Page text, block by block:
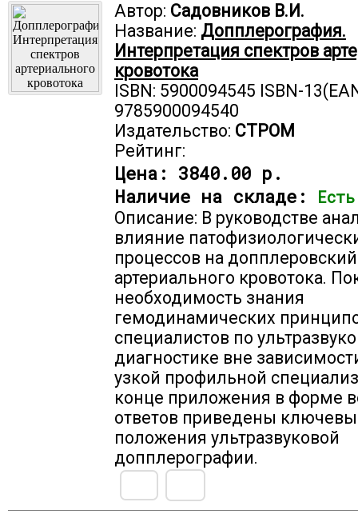
Автор: Садовников В.И.
Название: Допплерография.
Интерпретация спектров
кровотока
ISBN: 5900094545 ISBN-
9785900094540
Издательство: СТРОМ
Рейтинг:
Цена: 3840.00 р.
Наличие на складе:
Описание: В руководстве
влияние
процессов на
артериального кровотока.
необходимость знания
гемодинамических
специалистов по
диагностике вне
узкой профильной
конце приложения в форме
ответов приведены
положения ультразвуковой
допплерографии.